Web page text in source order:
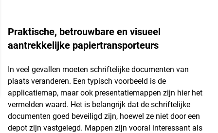
Praktische, betrouwbare en visueel
aantrekkelijke papiertransporteurs
In veel gevallen moeten schriftelijke documenten van
plaats veranderen. Een typisch voorbeeld is de
applicatiemap, maar ook presentatiemappen zijn hier het
vermelden waard. Het is belangrijk dat de schriftelijke
documenten goed beveiligd zijn, hoewel ze niet door een
depot zijn vastgelegd. Mappen zijn vooral interessant als